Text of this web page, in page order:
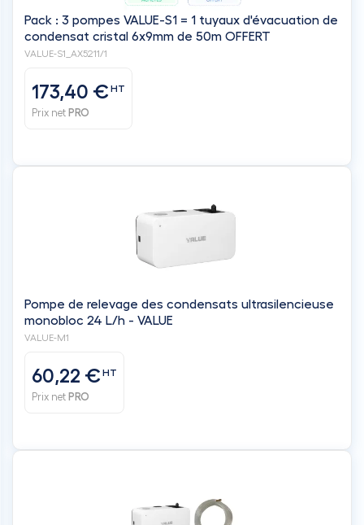
Pack : 3 pompes VALUE-S1 = 1 tuyaux d'évacuation de
condensat cristal 6x9mm de 50m OFFERT
VALUE-S1_AX5211/1
173,40 €HT
Prix net PRO
Pompe de relevage des condensats ultrasilencieuse
monobloc 24 L/h - VALUE
VALUE-M1
60,22 €HT
Prix net PRO